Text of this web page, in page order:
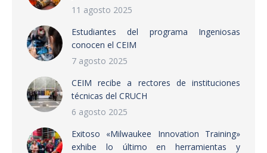
11 agosto 2025
Estudiantes del programa Ingeniosas
conocen el CEIM
7 agosto 2025
CEIM recibe a rectores de instituciones
técnicas del CRUCH
6 agosto 2025
Exitoso «Milwaukee Innovation Training»
exhibe lo último en herramientas y